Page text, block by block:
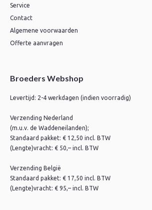
Service
Contact
Algemene voorwaarden
Offerte aanvragen
Broeders Webshop
Levertijd: 2-4 werkdagen (indien voorradig)
Verzending Nederland
(m.u.v. de Waddeneilanden);
Standaard pakket: € 12,50 incl. BTW
(Lengte)vracht: € 50,– incl. BTW
Verzending België
Standaard pakket: € 17,50 incl. BTW
(Lengte)vracht: € 95,– incl. BTW